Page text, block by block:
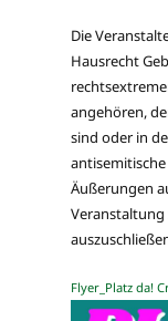
Die
Hausrecht
angehören,
sind oder in
Äußerungen
Veranstaltung
Flyer_Platz da!